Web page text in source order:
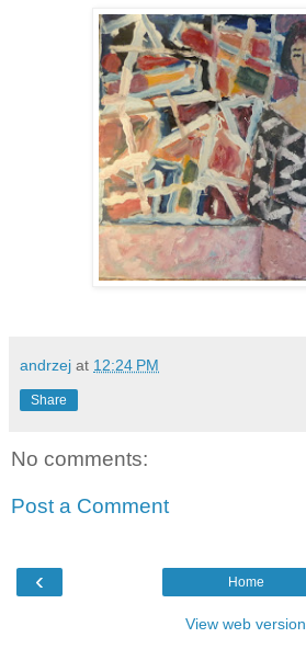
andrzej at 12:24 PM
Share
No comments:
Post a Comment
‹ Home
View web version